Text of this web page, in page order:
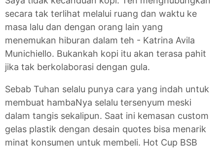
secara tak terlihat melalui ruang dan waktu ke
masa lalu dan dengan orang lain yang
menemukan hiburan dalam teh - Katrina Avila
Munichiello. Bukankah kopi itu akan terasa pahit
jika tak berkolaborasi dengan gula.
Sebab Tuhan selalu punya cara yang indah untuk
membuat hambaNya selalu tersenyum meski
dalam tangis sekalipun. Saat ini kemasan custom
gelas plastik dengan desain quotes bisa menarik
minat konsumen untuk membeli. Hot Cup BSB